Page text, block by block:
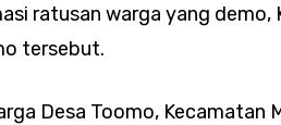
ratusan warga yang demo,
tersebut.
Desa Toomo, Kecamatan